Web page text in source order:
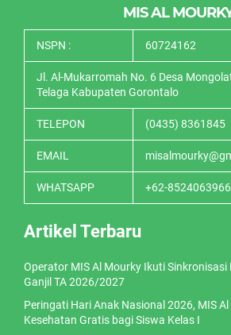
MIS AL
NSPN : 60724162
Jl. Al-Mukarromah No. 6 Desa
Telaga Kabupaten Gorontalo
TELEPON (0435) 8361845
EMAIL
WHATSAPP +62-
Artikel Terbaru
Operator MIS Al Mourky Ikuti Sinkronisasi
Ganjil TA 2026/2027
Peringati Hari Anak Nasional 2026, MIS
Kesehatan Gratis bagi Siswa Kelas I